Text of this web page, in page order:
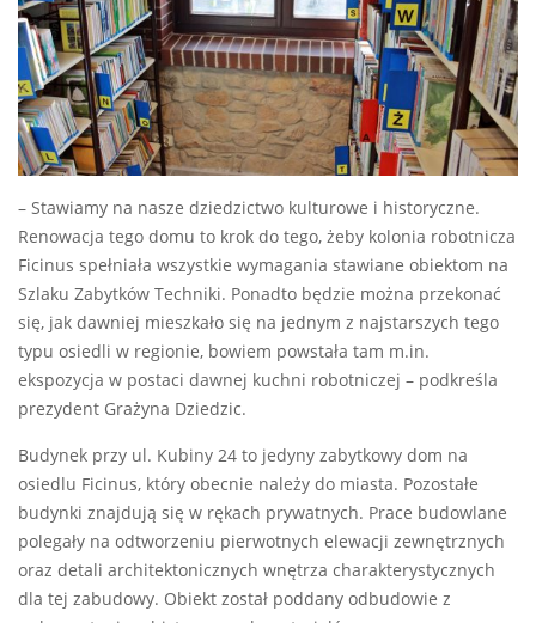
– Stawiamy na nasze dziedzictwo kulturowe i historyczne.
Renowacja tego domu to krok do tego, żeby kolonia robotnicza
Ficinus spełniała wszystkie wymagania stawiane obiektom na
Szlaku Zabytków Techniki. Ponadto będzie można przekonać
się, jak dawniej mieszkało się na jednym z najstarszych tego
typu osiedli w regionie, bowiem powstała tam m.in.
ekspozycja w postaci dawnej kuchni robotniczej – podkreśla
prezydent Grażyna Dziedzic.
Budynek przy ul. Kubiny 24 to jedyny zabytkowy dom na
osiedlu Ficinus, który obecnie należy do miasta. Pozostałe
budynki znajdują się w rękach prywatnych. Prace budowlane
polegały na odtworzeniu pierwotnych elewacji zewnętrznych
oraz detali architektonicznych wnętrza charakterystycznych
dla tej zabudowy. Obiekt został poddany odbudowie z